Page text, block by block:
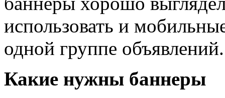
использовать и
одной группе объявлений.
Какие нужны баннеры